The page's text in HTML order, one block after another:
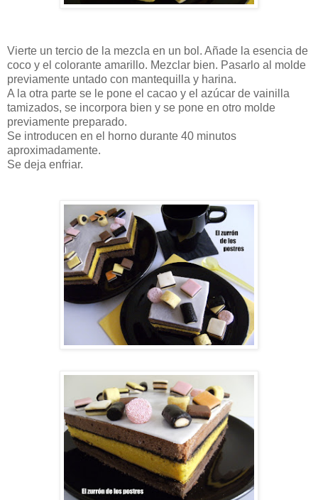
Vierte un tercio de la mezcla en un bol. Añade la esencia de
coco y el colorante amarillo. Mezclar bien. Pasarlo al molde
previamente untado con mantequilla y harina.
A la otra parte se le pone el cacao y el azúcar de vainilla
tamizados, se incorpora bien y se pone en otro molde
previamente preparado.
Se introducen en el horno durante 40 minutos
aproximadamente.
Se deja enfriar.